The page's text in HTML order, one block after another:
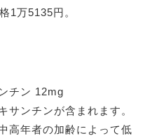
1万5135円。
チン 12mg
サンチンが含まれます。
高年者の加齢によって低